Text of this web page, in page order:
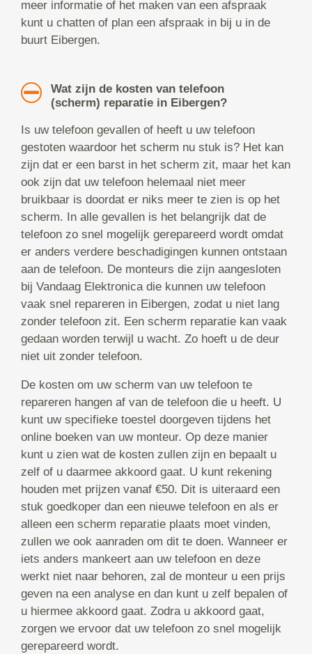
meer informatie of het maken van een afspraak
kunt u chatten of plan een afspraak in bij u in de
buurt Eibergen.
Wat zijn de kosten van telefoon
(scherm) reparatie in Eibergen?
Is uw telefoon gevallen of heeft u uw telefoon
gestoten waardoor het scherm nu stuk is? Het kan
zijn dat er een barst in het scherm zit, maar het kan
ook zijn dat uw telefoon helemaal niet meer
bruikbaar is doordat er niks meer te zien is op het
scherm. In alle gevallen is het belangrijk dat de
telefoon zo snel mogelijk gerepareerd wordt omdat
er anders verdere beschadigingen kunnen ontstaan
aan de telefoon. De monteurs die zijn aangesloten
bij Vandaag Elektronica die kunnen uw telefoon
vaak snel repareren in Eibergen, zodat u niet lang
zonder telefoon zit. Een scherm reparatie kan vaak
gedaan worden terwijl u wacht. Zo hoeft u de deur
niet uit zonder telefoon.
De kosten om uw scherm van uw telefoon te
repareren hangen af van de telefoon die u heeft. U
kunt uw specifieke toestel doorgeven tijdens het
online boeken van uw monteur. Op deze manier
kunt u zien wat de kosten zullen zijn en bepaalt u
zelf of u daarmee akkoord gaat. U kunt rekening
houden met prijzen vanaf €50. Dit is uiteraard een
stuk goedkoper dan een nieuwe telefoon en als er
alleen een scherm reparatie plaats moet vinden,
zullen we ook aanraden om dit te doen. Wanneer er
iets anders mankeert aan uw telefoon en deze
werkt niet naar behoren, zal de monteur u een prijs
geven na een analyse en dan kunt u zelf bepalen of
u hiermee akkoord gaat. Zodra u akkoord gaat,
zorgen we ervoor dat uw telefoon zo snel mogelijk
gerepareerd wordt.